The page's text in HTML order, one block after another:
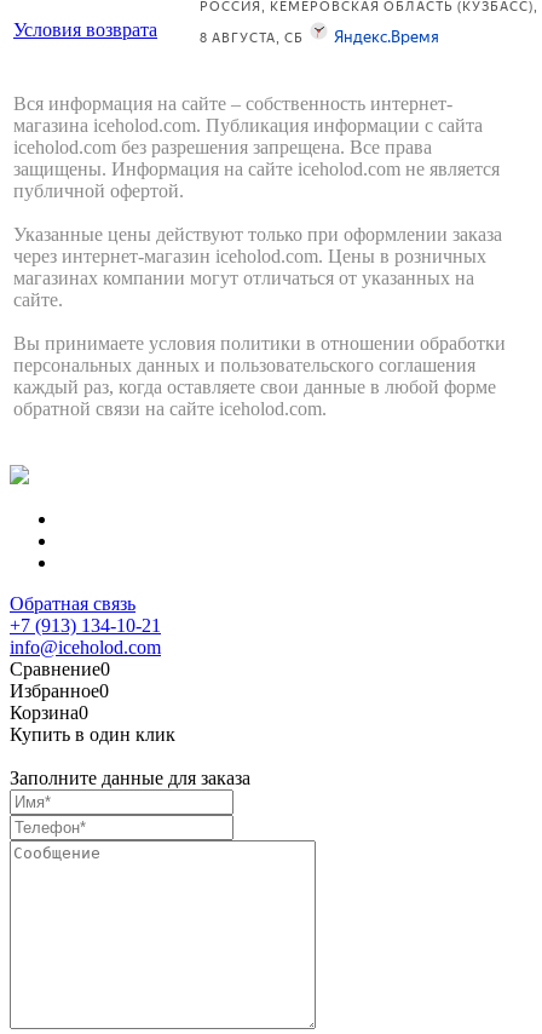
Условия возврата
Вся информация на сайте – собственность интернет-
магазина iceholod.com. Публикация информации с сайта
iceholod.com без разрешения запрещена. Все права
защищены. Информация на сайте iceholod.com не является
публичной офертой.
Указанные цены действуют только при оформлении заказа
через интернет-магазин iceholod.com. Цены в розничных
магазинах компании могут отличаться от указанных на
сайте.
Вы принимаете условия политики в отношении обработки
персональных данных и пользовательского соглашения
каждый раз, когда оставляете свои данные в любой форме
обратной связи на сайте iceholod.com.
Обратная связь
+7 (913) 134-10-21
info@iceholod.com
Сравнение0
Избранное0
Корзина0
Купить в один клик
Заполните данные для заказа